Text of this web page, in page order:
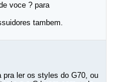
voce ? para
tambem.
pra ler os styles do G70, ou